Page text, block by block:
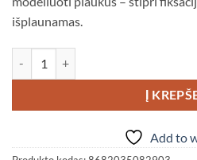
išplaunamas.
Į
Add to